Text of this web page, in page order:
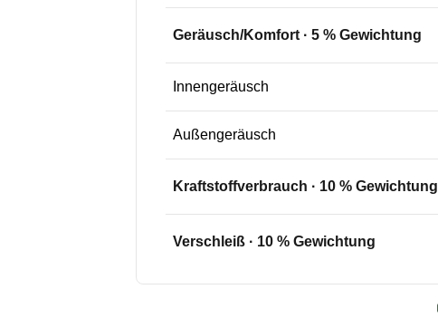
Geräusch/Komfort · 5 % Gewichtung
Innengeräusch
Außengeräusch
Kraftstoffverbrauch · 10 % Gewichtung
Verschleiß · 10 % Gewichtung